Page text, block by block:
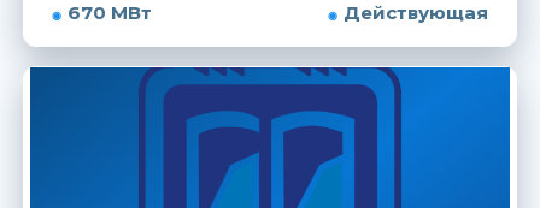
670 МВт Действующая